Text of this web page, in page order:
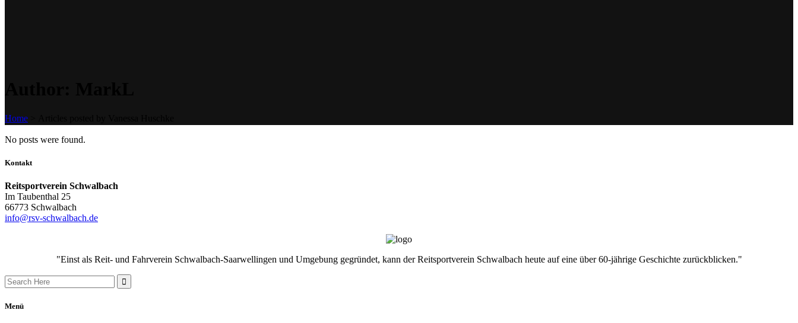
Home
No posts were found.
Kontakt
Reitsportverein Schwalbach
Im Taubenthal 25
66773 Schwalbach
info@rsv-schwalbach.de
"Einst als Reit- und Fahrverein Schwalbach-Saarwellingen und Umgebung gegründet, kann der Reitsportverein Schwalbach heute auf eine über 60-jährige Geschichte zurückblicken."
Search
for:
Menü